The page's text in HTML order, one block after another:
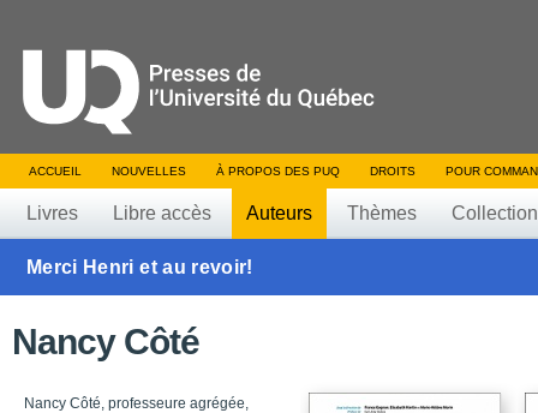
ACCUEIL NOUVELLES À PROPOS DES PUQ DROITS POUR
Livres Libre accès Auteurs Thèmes
Merci Henri et au revoir!
Nancy Côté
Nancy Côté, professeure agrégée,